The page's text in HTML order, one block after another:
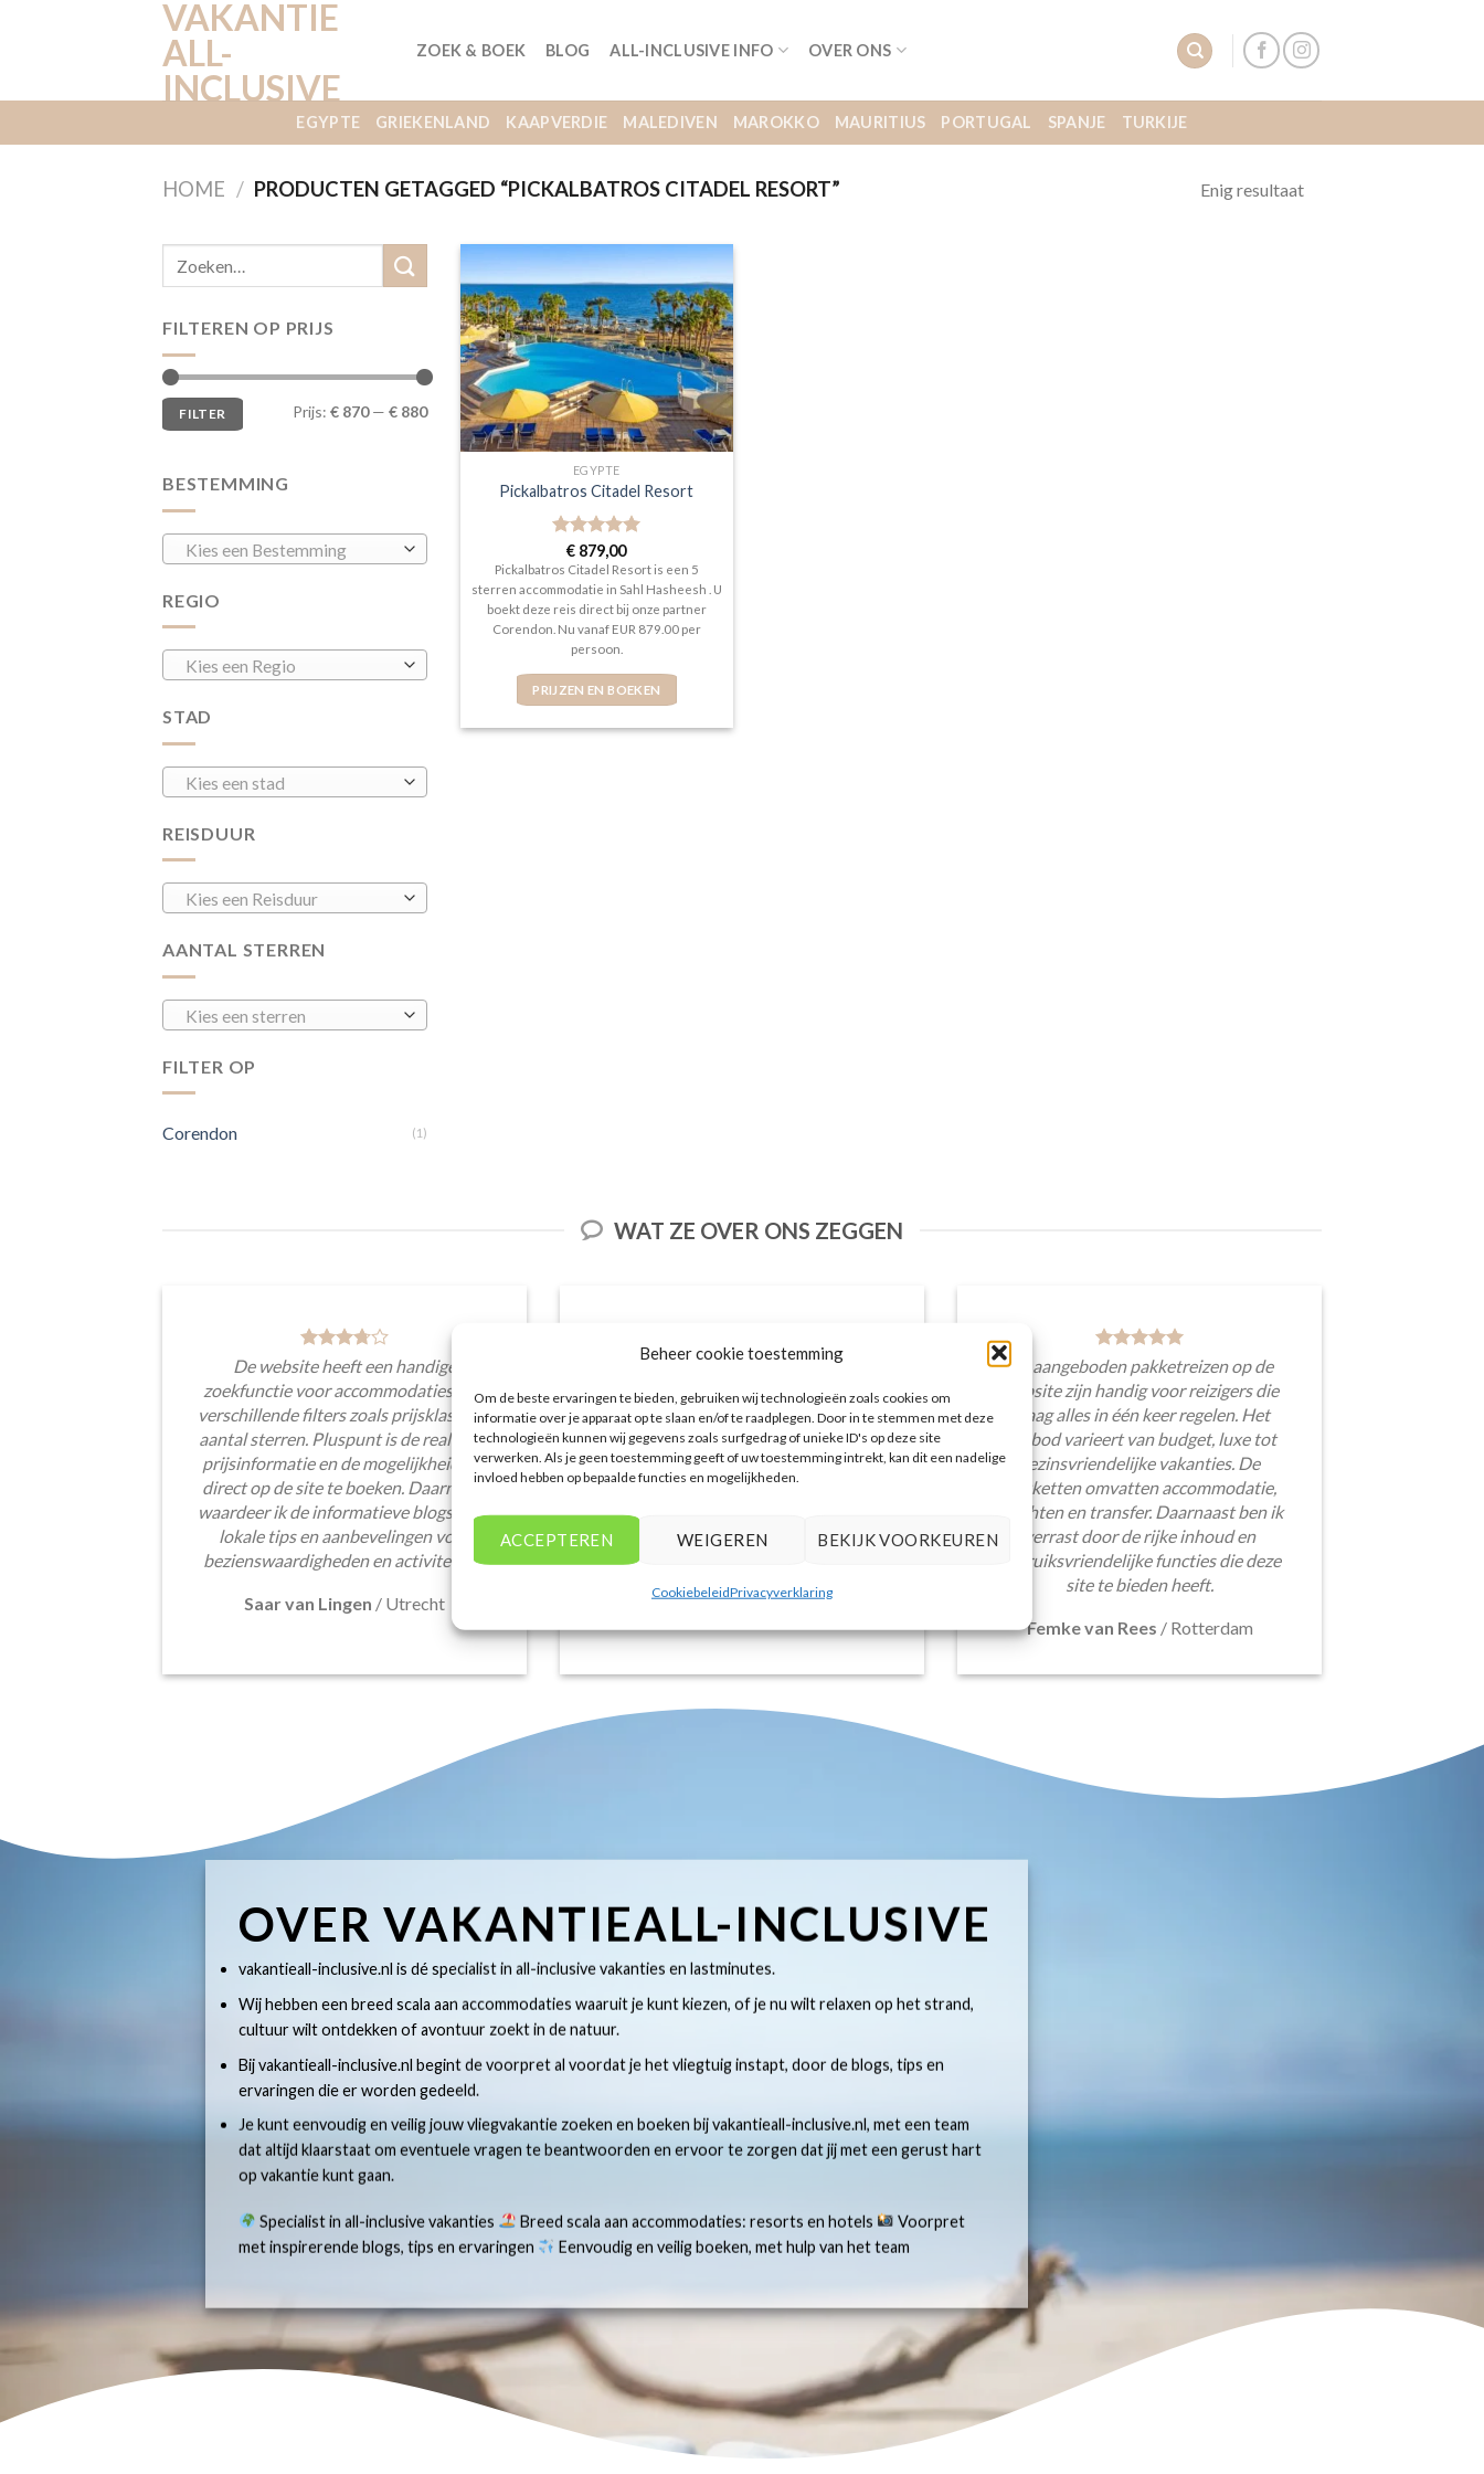
Beheer cookie toestemming
Om de beste ervaringen te bieden, gebruiken wij technologieën zoals cookies om
informatie over je apparaat op te slaan en/of te raadplegen. Door in te stemmen met deze
technologieën kunnen wij gegevens zoals surfgedrag of unieke ID's op deze site
verwerken. Als je geen toestemming geeft of uw toestemming intrekt, kan dit een nadelige
invloed hebben op bepaalde functies en mogelijkheden.
ACCEPTEREN WEIGEREN BEKIJK VOORKEUREN
CookiebeleidPrivacyverklaring
VAKANTIE
ALL-
INCLUSIVE
ZOEK & BOEK BLOG ALL-INCLUSIVE INFO OVER ONS
EGYPTE GRIEKENLAND KAAPVERDIE MALEDIVEN MAROKKO MAURITIUS PORTUGAL SPANJE TURKIJE
HOME / PRODUCTEN GETAGGED “PICKALBATROS CITADEL RESORT” Enig resultaat
FILTEREN OP PRIJS
Min.
prijs
Max.
prijsFILTER Prijs: € 870— € 880
BESTEMMING
Kies een Bestemming
REGIO
Kies een Regio
STAD
Kies een stad
REISDUUR
Kies een Reisduur
AANTAL STERREN
Kies een sterren
FILTER OP
Corendon (1)
EGYPTE
Pickalbatros Citadel Resort
Gewaardeerd
5uit 5
€ 879,00
Pickalbatros Citadel Resort is een 5
sterren accommodatie in Sahl Hasheesh . U
boekt deze reis direct bij onze partner
Corendon. Nu vanaf EUR 879.00 per
persoon.
PRIJZEN EN BOEKEN
WAT ZE OVER ONS ZEGGEN
De website heeft een handige
zoekfunctie voor accommodaties met
verschillende filters zoals prijsklasse en
aantal sterren. Pluspunt is de real-time
prijsinformatie en de mogelijkheid om
direct op de site te boeken. Daarnaast
waardeer ik de informatieve blogsectie,
lokale tips en aanbevelingen voor
bezienswaardigheden en activiteiten.
Saar van Lingen / Utrecht
Het aanbod van accommodaties op
vakantieall-inclusive.nl is erg goed. Van
luxe resorts tot budgetvriendelijke
hotels, de site biedt een breed scala aan
opties. De handige zoekfilters maakten
het eenvoudig om accommodaties te
vinden die aansluiten bij mijn
voorkeuren en budget.
De aangeboden pakketreizen op de
website zijn handig voor reizigers die
graag alles in één keer regelen. Het
aanbod varieert van budget, luxe tot
gezinsvriendelijke vakanties. De
pakketten omvatten accommodatie,
vluchten en transfer. Daarnaast ben ik
verrast door de rijke inhoud en
gebruiksvriendelijke functies die deze
site te bieden heeft.
Femke van Rees / Rotterdam
OVER VAKANTIEALL-INCLUSIVE
vakantieall-inclusive.nl is dé specialist in all-inclusive vakanties en lastminutes.
Wij hebben een breed scala aan accommodaties waaruit je kunt kiezen, of je nu wilt relaxen op het strand,
cultuur wilt ontdekken of avontuur zoekt in de natuur.
Bij vakantieall-inclusive.nl begint de voorpret al voordat je het vliegtuig instapt, door de blogs, tips en
ervaringen die er worden gedeeld.
Je kunt eenvoudig en veilig jouw vliegvakantie zoeken en boeken bij vakantieall-inclusive.nl, met een team
dat altijd klaarstaat om eventuele vragen te beantwoorden en ervoor te zorgen dat jij met een gerust hart
op vakantie kunt gaan.
Specialist in all-inclusive vakanties Breed scala aan accommodaties: resorts en hotels
Voorpret
met inspirerende blogs, tips en ervaringen
Eenvoudig en veilig boeken, met hulp van het team